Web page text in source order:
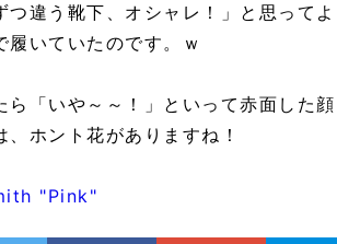
つ違う靴下、オシャレ！」と思って
履いていたのです。ｗ
ら「いや～～！」といって赤面した顔
、ホント花がありますね！
"Pink"